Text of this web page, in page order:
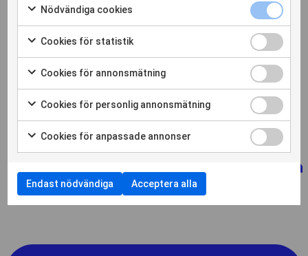
Nödvändiga cookies
Markera
för
samtycka
till
användning
av
Nödvändiga
cookies
kryssruta
Cookies för statistik
Markera
för
samtycka
till
användning
av
statistik
Cookies
för
statistik
kryssruta
Cookies för annonsmätning
Markera
för
samtycka
till
användning
Cookies
för
annonsmätning
Cookies
för
kryssruta
Cookies för personlig annonsmätning
Markera
för
samtycka
till
användning
av
Cookies
annonsmätning
Cookies
för
personlig
kryssruta
Cookies för anpassade annonser
Markera
att
samtycka
till
Cookies
Cookies
för
Endast nödvändiga Acceptera alla